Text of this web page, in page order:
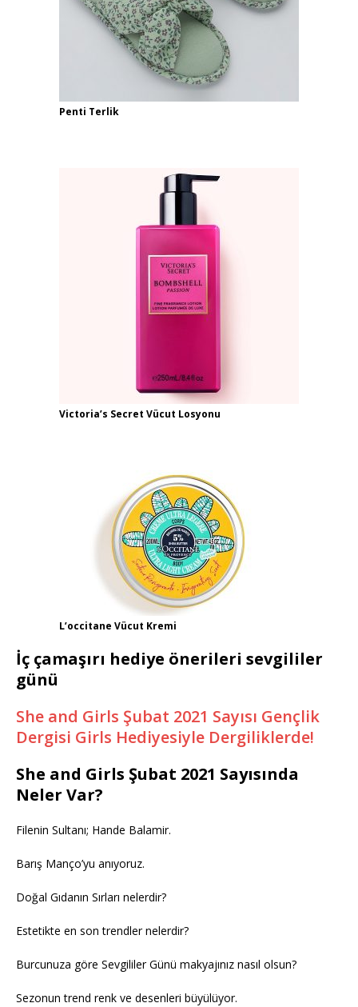
Penti Terlik
Victoria’s Secret Vücut Losyonu
L’occitane Vücut Kremi
İç çamaşırı hediye önerileri sevgililer
günü
She and Girls Şubat 2021 Sayısı Gençlik
Dergisi Girls Hediyesiyle Dergiliklerde!
She and Girls Şubat 2021 Sayısında
Neler Var?
Filenin Sultanı; Hande Balamir.
Barış Manço’yu anıyoruz.
Doğal Gıdanın Sırları nelerdir?
Estetikte en son trendler nelerdir?
Burcunuza göre Sevgililer Günü makyajınız nasıl olsun?
Sezonun trend renk ve desenleri büyülüyor.